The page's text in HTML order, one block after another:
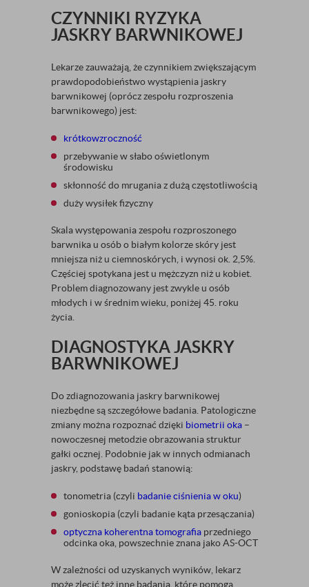
CZYNNIKI RYZYKA
JASKRY BARWNIKOWEJ
Lekarze zauważają, że czynnikiem zwiększającym
prawdopodobieństwo wystąpienia jaskry
barwnikowej (oprócz zespołu rozproszenia
barwnikowego) jest:
krótkowzroczność
przebywanie w słabo oświetlonym
środowisku
skłonność do mrugania z dużą częstotliwością
duży wysiłek fizyczny
Skala występowania zespołu rozproszonego
barwnika u osób o białym kolorze skóry jest
mniejsza niż u ciemnoskórych, i wynosi ok. 2,5%.
Częściej spotykana jest u mężczyzn niż u kobiet.
Problem diagnozowany jest zwykle u osób
młodych i w średnim wieku, poniżej 45. roku
życia.
DIAGNOSTYKA JASKRY
BARWNIKOWEJ
Do zdiagnozowania jaskry barwnikowej
niezbędne są szczegółowe badania. Patologiczne
zmiany można rozpoznać dzięki biometrii oka –
nowoczesnej metodzie obrazowania struktur
gałki ocznej. Podobnie jak w innych odmianach
jaskry, podstawę badań stanowią:
tonometria (czyli badanie ciśnienia w oku)
gonioskopia (czyli badanie kąta przesączania)
optyczna koherentna tomografia przedniego
odcinka oka, powszechnie znana jako AS-OCT
W zależności od uzyskanych wyników, lekarz
może zlecić też inne badania, które pomogą